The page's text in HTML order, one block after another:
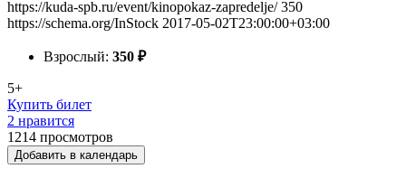
https://kuda-spb.ru/event/kinopokaz-zapredelje/ 350
https://schema.org/InStock 2017-05-02T23:00:00+03:00
Взрослый: 350 ₽
5+
Купить билет
2 нравится
1214 просмотров
Добавить в календарь